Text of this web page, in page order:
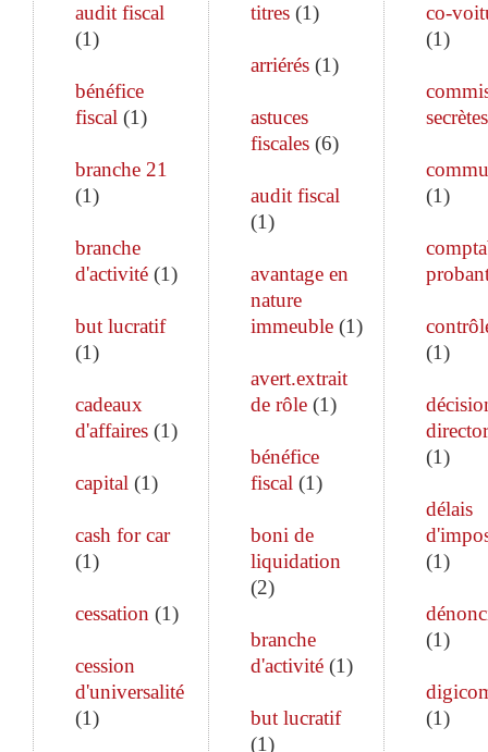
audit fiscal
(1)
bénéfice
fiscal (1)
branche 21
(1)
branche
d'activité (1)
but lucratif
(1)
cadeaux
d'affaires (1)
capital (1)
cash for car
(1)
cessation (1)
cession
d'universalité
(1)
titres(1)
arriérés(1)
astuces
fiscales(6)
audit fiscal
(1)
avantage en
nature
immeuble(1)
avert.extrait
de rôle(1)
bénéfice
fiscal (1)
boni de
liquidation
(2)
branche
d'activité(1)
but lucratif
(1)
co-
(1)
secrètes
(1)
(1)
(1)
délais
(1)
(1)
(1)